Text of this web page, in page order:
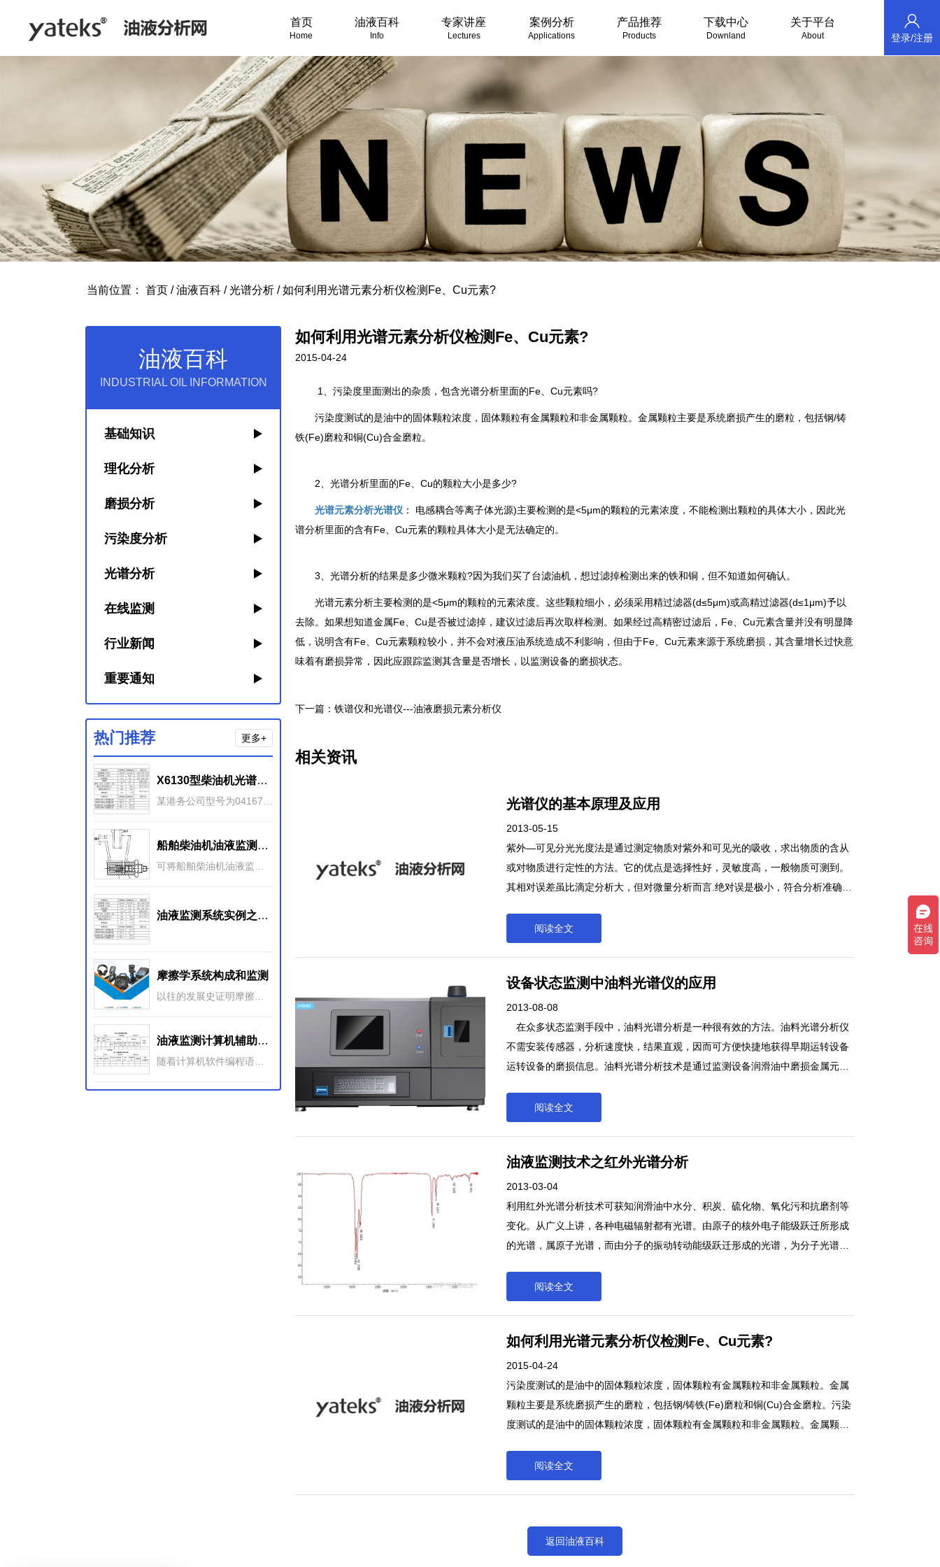
首页
Home
油液百科
Info
专家讲座
Lectures
案例分析
Applications
产品推荐
Products
下载中心
Downland
关于平台
About 登录/注册
当前位置： 首页 / 油液百科 / 光谱分析 / 如何利用光谱元素分析仪检测Fe、Cu元素?
油液百科
INDUSTRIAL OIL INFORMATION
基础知识
理化分析
磨损分析
污染度分析
光谱分析
在线监测
行业新闻
重要通知
热门推荐 更多+
X6130型柴油机光谱、铁谱和理化分析监测
船舶柴油机油液监测的数据来源
油液监测系统实例之诊断船舶柴油机轴瓦异常磨损
摩擦学系统构成和监测
油液监测计算机辅助系统
如何利用光谱元素分析仪检测Fe、Cu元素?
2015-04-24
1、污染度里面测出的杂质，包含光谱分析里面的Fe、Cu元素吗?
污染度测试的是油中的固体颗粒浓度，固体颗粒有金属颗粒和非金属颗粒。金属颗粒主要是系统磨损产生的磨粒，包括钢/铸
铁(Fe)磨粒和铜(Cu)合金磨粒。
2、光谱分析里面的Fe、Cu的颗粒大小是多少?
光谱元素分析光谱仪 ： 电感耦合等离子体光源)主要检测的是<5μm的颗粒的元素浓度，不能检测出颗粒的具体大小，因此光
谱分析里面的含有Fe、Cu元素的颗粒具体大小是无法确定的。
3、光谱分析的结果是多少微米颗粒?因为我们买了台滤油机，想过滤掉检测出来的铁和铜，但不知道如何确认。
光谱元素分析主要检测的是<5μm的颗粒的元素浓度。这些颗粒细小，必须采用精过滤器(d≤5μm)或高精过滤器(d≤1μm)予以
去除。如果想知道金属Fe、Cu是否被过滤掉，建议过滤后再次取样检测。如果经过高精密过滤后，Fe、Cu元素含量并没有明显降
低，说明含有Fe、Cu元素颗粒较小，并不会对液压油系统造成不利影响，但由于Fe、Cu元素来源于系统磨损，其含量增长过快意
味着有磨损异常，因此应跟踪监测其含量是否增长，以监测设备的磨损状态。
下一篇：铁谱仪和光谱仪---油液磨损元素分析仪
相关资讯
光谱仪的基本原理及应用
2013-05-15
紫外—可见分光光度法是通过测定物质对紫外和可见光的吸收，求出物质的含从
或对物质进行定性的方法。它的优点是选择性好，灵敏度高，一般物质可测到。
其相对误差虽比滴定分析大，但对微量分析而言.绝对误是极小，符合分析准确度
物等领域中常用来分析物质的组成和结构。紫外—可见分光光度法是通过测定物
质对紫外和可见光的吸收，求出物质的含从或对物质进行定性的方法。它的优点
量分析而言.绝对误是极小，符合分析准确度好的要求。仪器设备简单.操作便捷，
应用广泛，在化工、环保、氏药、卫生、生物等领域中常用来分析物质的组成和
结构。
阅读全文
设备状态监测中油料光谱仪的应用
2013-08-08
在众多状态监测手段中，油料光谱分析是一种很有效的方法。油料光谱分析仪
不需安装传感器，分析速度快，结果直观，因而可方便快捷地获得早期运转设备
运转设备的磨损信息。油料光谱分析技术是通过监测设备润滑油中磨损金属元素
多状态监测手段中，油料光谱分析是一种很有效的方法。油料光谱分析仪不需安
装传感器，分析速度快，结果直观，因而可方便快捷地获得早期运转设备运转设
并跟踪其变化趋势，由此来分析判断设备的摩擦状态及磨损程度。
阅读全文
油液监测技术之红外光谱分析
2013-03-04
利用红外光谱分析技术可获知润滑油中水分、积炭、硫化物、氧化污和抗磨剂等
变化。从广义上讲，各种电磁辐射都有光谱。由原子的核外电子能级跃迁所形成
的光谱，属原子光谱，而由分子的振动转动能级跃迁形成的光谱，为分子光谱。
润滑油中水分、积炭、硫化物、氧化污和抗磨剂等变化。从广义上讲，各种电磁
辐射都有光谱。由原子的核外电子能级跃迁所形成的光谱，属原子光谱，而由分
段，故称作红外光谱。
阅读全文
如何利用光谱元素分析仪检测Fe、Cu元素?
2015-04-24
污染度测试的是油中的固体颗粒浓度，固体颗粒有金属颗粒和非金属颗粒。金属
颗粒主要是系统磨损产生的磨粒，包括钢/铸铁(Fe)磨粒和铜(Cu)合金磨粒。污染
度测试的是油中的固体颗粒浓度，固体颗粒有金属颗粒和非金属颗粒。金属颗粒
阅读全文
返回油液百科